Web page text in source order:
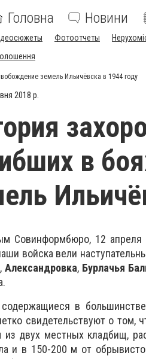
Головна Новини
Фотоотчеты
земель Ильичёвска в 1944 году
2018 р.
в
Совинформбюро, 12 апреля
войска вели
Александровка, Бурлачья
в
свидетельствуют о том,
из двух местных кладбищ,
и в 150-200 м от